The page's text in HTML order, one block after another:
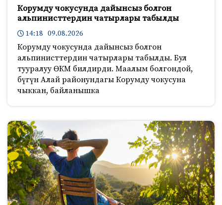
Корумду чокусунда дайынсыз болгон
альпинисттердин чатырлары табылды
14:18 09.08.2026
Корумду чокусунда дайынсыз болгон
альпинисттердин чатырлары табылды. Бул
тууралуу ӨКМ билдирди. Маалым болгондой,
бүгүн Алай районундагы Корумду чокусуна
чыккан, байланышка